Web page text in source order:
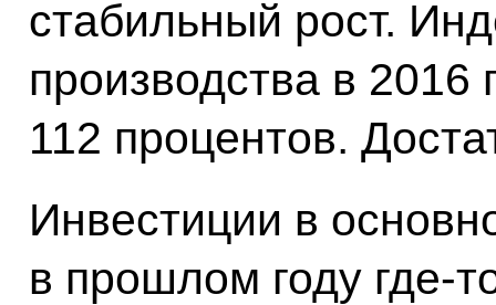
стабильный рост.
производства в 2016
112 процентов.
Инвестиции в
в прошлом году где-